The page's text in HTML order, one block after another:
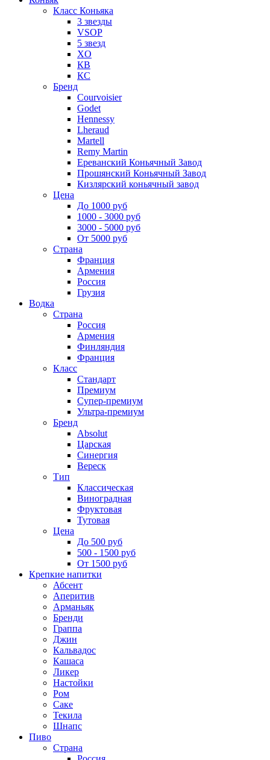
Класс Коньяка
3 звезды
VSOP
5 звезд
XO
КВ
КС
Бренд
Courvoisier
Godet
Hennessy
Lheraud
Martell
Remy Martin
Ереванский Коньячный Завод
Прошянский Коньячный Завод
Кизлярский коньячный завод
Цена
До 1000 руб
1000 - 3000 руб
3000 - 5000 руб
От 5000 руб
Страна
Франция
Армения
Россия
Грузия
Водка
Страна
Россия
Армения
Финляндия
Франция
Класс
Стандарт
Премиум
Супер-премиум
Ультра-премиум
Бренд
Absolut
Царская
Синергия
Вереск
Тип
Классическая
Виноградная
Фруктовая
Тутовая
Цена
До 500 руб
500 - 1500 руб
От 1500 руб
Крепкие напитки
Абсент
Аперитив
Арманьяк
Бренди
Граппа
Джин
Кальвадос
Кашаса
Ликер
Настойки
Ром
Саке
Текила
Шнапс
Пиво
Страна